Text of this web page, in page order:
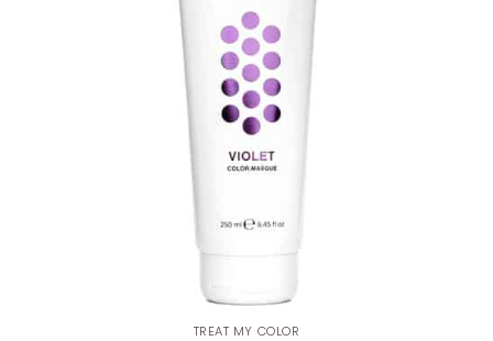
LÄGG I VARUKORG
TREAT MY COLOR